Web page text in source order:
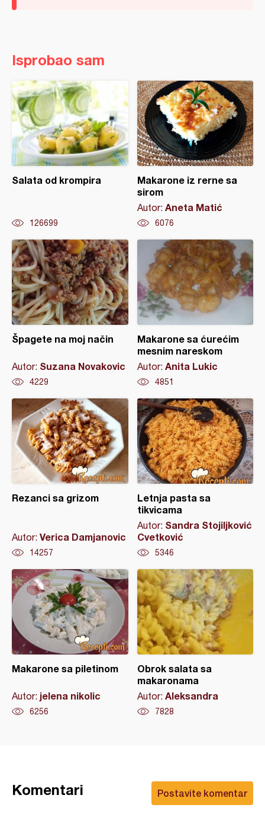
Isprobao sam
Salata od krompira
126699
Makarone iz rerne sa
sirom
Autor: Aneta Matić
6076
Špagete na moj način
Autor: Suzana Novakovic
4229
Makarone sa ćurećim
mesnim nareskom
Autor: Anita Lukic
4851
Rezanci sa grizom
Autor: Verica Damjanovic
14257
Letnja pasta sa
tikvicama
Autor: Sandra Stojiljković
Cvetković
5346
Makarone sa piletinom
Autor: jelena nikolic
6256
Obrok salata sa
makaronama
Autor: Aleksandra
7828
Postavite komentar
Komentari